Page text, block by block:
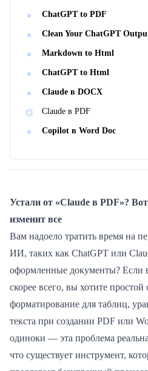
ChatGPT to PDF
Clean Your ChatGPT
Markdown to Html
ChatGPT to Html
Claude в DOCX
Claude в PDF
Copilot в Word Doc
Устали от «Claude в PDF»?
изменит все
Вам надоело тратить время на
ИИ, таких как ChatGPT или
оформленные документы? Если
скорее всего, вы хотите простой
форматирование для таблиц,
текста при создании PDF или
одиноки — эта проблема
что существует инструмент,